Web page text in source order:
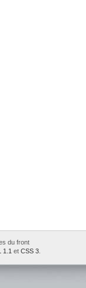
du front
1.1 et CSS 3